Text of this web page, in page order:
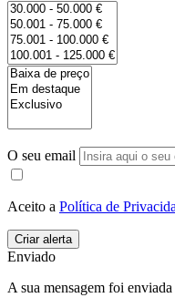
O seu email
Aceito a Política de
Enviado
A sua mensagem foi enviada